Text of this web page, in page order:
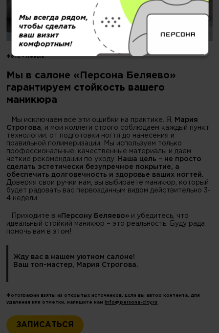
Фото -freepik
Мы в салоне «Персона Беляево»
гарантируем стойкость вашего
маникюра
Мы исключаем все эти ошибки на практике. Я,
Мария
Строгова
, и мои коллеги строго соблюдаем каждый пункт
технологии: от подготовки ногтя до нанесения и
правильной полимеризации. Мы используем только
профессиональные, качественные материалы и даем
четкие рекомендации по уходу.
Наша цель – не просто
сделать эстетически безупречное покрытие, а
обеспечить долговечность и здоровье ваших ногтей.
Доверяя свои ручки нам, вы выбираете маникюр, который
будет радовать вас первозданным видом действительно 3-
4 недели.
Приходите в «Персону Беляево» и убедитесь, что
идеальный стойкий маникюр – это реальность. Буду рада
помочь вам в этом!
Жду вас в нашем уютном салоне!
Ваш топ-мастер, Мария Строгова.
Фотографии взяты из открытых источников. Если вы автор контента, для
удаления или отметки, напишите нам info@persona-city.ru
ЗАПИСАТЬСЯ
Мы всегда рядом,
чтобы сделать
ваш визит
комфортным!